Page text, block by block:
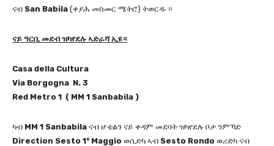
ናብ San Babila (ቀያሕ መስመር ሜትሮ) ትወርዱ ።
ናይ ዓርቢ መደብ ዝካየደሉ ኣድራሻ ኢዩ።
Casa della Cultura
Via Borgogna N. 3
Red Metro 1 ( MM 1 Sanbabila )
ካብ MM 1 Sanbabila ናብ ሆቴልን ናይ ቀዳም መደባት ዝካየደሉ ቦታ ንምኻድ
Direction Sesto 1° Maggio ወሲድካ ኣብ Sesto Rondo ወሪድካ ናብ